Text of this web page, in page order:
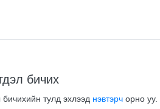
бичих
бичихийн тулд эхлээд нэвтэрч орно уу.